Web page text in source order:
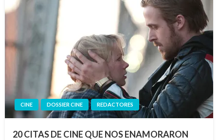
CINE DOSSIER CINE REDACTORES
20 CITAS DE CINE QUE NOS ENAMORARON